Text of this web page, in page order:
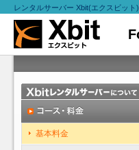
レンタルサーバー Xbit(エクスビット)
基本料金